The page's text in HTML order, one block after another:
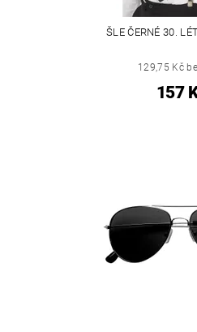
ŠLE ČERNÉ 30.
129,75 Kč
157